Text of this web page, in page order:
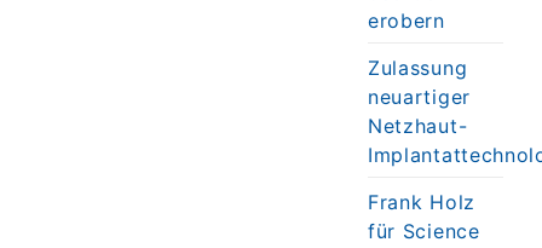
erobern
Zulassung
neuartiger
Netzhaut-
Frank Holz
für Science